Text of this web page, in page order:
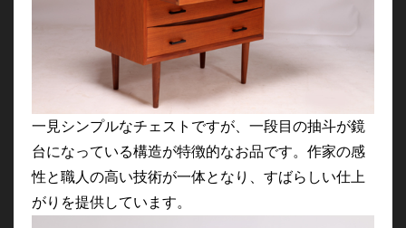
一見シンプルなチェストですが、一段目の抽斗が鏡
台になっている構造が特徴的なお品です。作家の感
性と職人の高い技術が一体となり、すばらしい仕上
がりを提供しています。